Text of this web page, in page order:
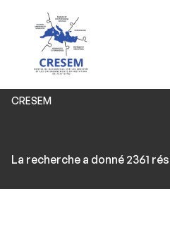
Vous
CRESEM
par
clés
La recherche a donné 2361